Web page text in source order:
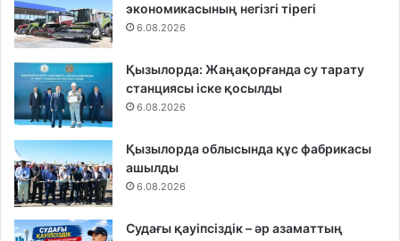
экономикасының негізгі тірегі
6.08.2026
Қызылорда: Жаңақорғанда су тарату
станциясы іске қосылды
6.08.2026
Қызылорда облысында құс фабрикасы
ашылды
6.08.2026
Судағы қауіпсіздік – әр азаматтың